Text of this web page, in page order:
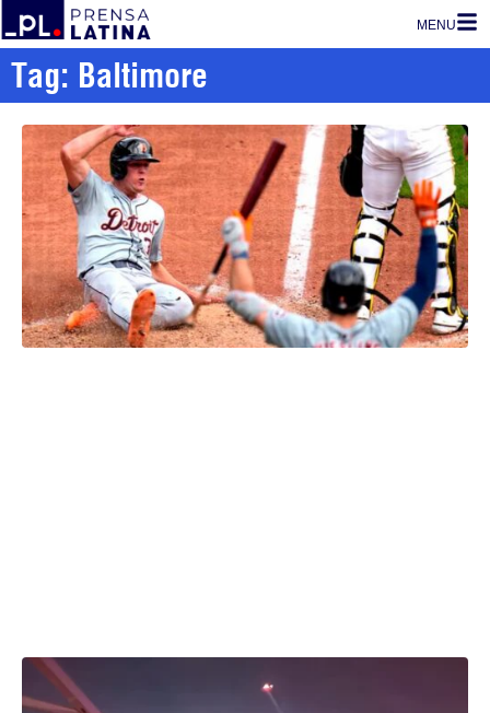
MENU
Tag: Baltimore